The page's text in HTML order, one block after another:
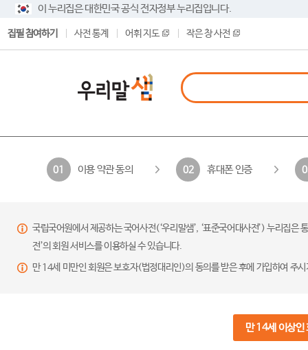
이 누리집은 대한민국 공식 전자정부 누리집입니다.
집필 참여하기 사전 통계 어휘 지도 작은 창 사전
01 이용 약관 동의 02 휴대폰 인증
국립국어원에서 제공하는 국어사전(‘우리말샘’, ‘표준국어대사전’) 누리집
전’의 회원 서비스를 이용하실 수 있습니다.
만 14세 미만인 회원은 보호자(법정대리인)의 동의를 받은 후에 가입하여 주
만 14세 이상인